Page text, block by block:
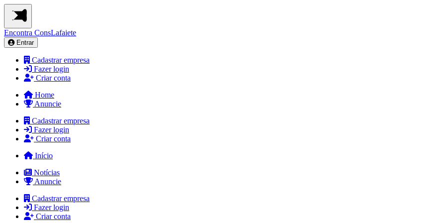
Encontra ConsLafaiete
Entrar
Cadastrar empresa
Fazer login
Criar conta
Home
Anuncie
Cadastrar empresa
Fazer login
Criar conta
Início
Notícias
Anuncie
Cadastrar empresa
Fazer login
Criar conta